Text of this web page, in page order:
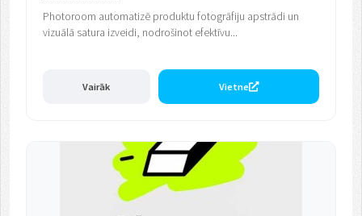
Photoroom automatizē produktu fotogrāfiju apstrādi un
vizuālā satura izveidi, nodrošinot efektīvu...
Vairāk Vietne